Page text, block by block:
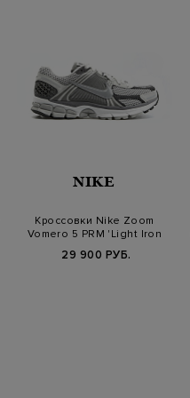
NIKE
Кроссовки Nike Zoom
Vomero 5 PRM 'Light Iron
Ore'
29 900 РУБ.